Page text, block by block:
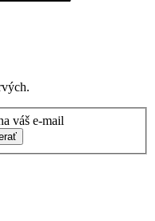
váš e-mail